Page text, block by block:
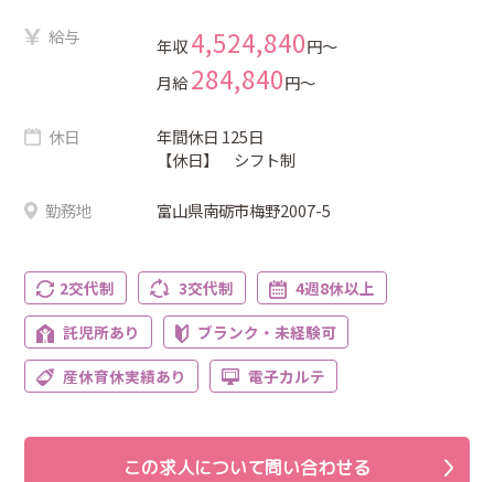
給与 年収4,524,840円〜
月給284,840円〜
休日
年間休日 125日
【休日】 シフト制
勤務地 富山県南砺市梅野2007-5
2交代制 3交代制
4週8休以上
託児所あり
ブランク・未経験可
産休育休実績あり
電子カルテ
この求人について問い合わせる